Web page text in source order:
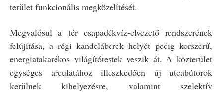
terület funkcionális megközelítését.
Megvalósul a tér csapadékvíz-elvezető rendszerének
felújítása, a régi kandeláberek helyét pedig korszerű,
energiatakarékos világítótestek veszik át. A közterület
egységes arculatához illeszkedően új utcabútorok
kerülnek kihelyezésre, valamint szelektív